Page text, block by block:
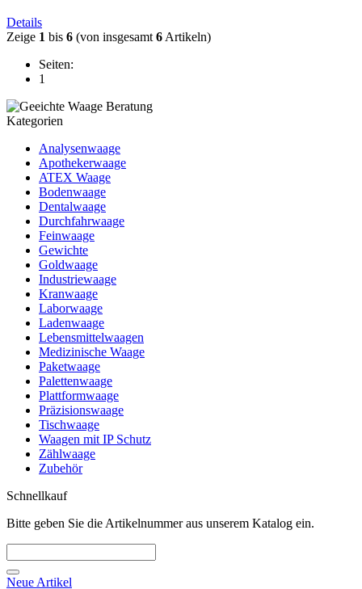
Details
Zeige 1 bis 6 (von insgesamt 6 Artikeln)
Seiten:
1
Kategorien
Analysenwaage
Apothekerwaage
ATEX Waage
Bodenwaage
Dentalwaage
Durchfahrwaage
Feinwaage
Gewichte
Goldwaage
Industriewaage
Kranwaage
Laborwaage
Ladenwaage
Lebensmittelwaagen
Medizinische Waage
Paketwaage
Palettenwaage
Plattformwaage
Präzisionswaage
Tischwaage
Waagen mit IP Schutz
Zählwaage
Zubehör
Schnellkauf
Bitte geben Sie die Artikelnummer aus unserem Katalog ein.
Neue Artikel